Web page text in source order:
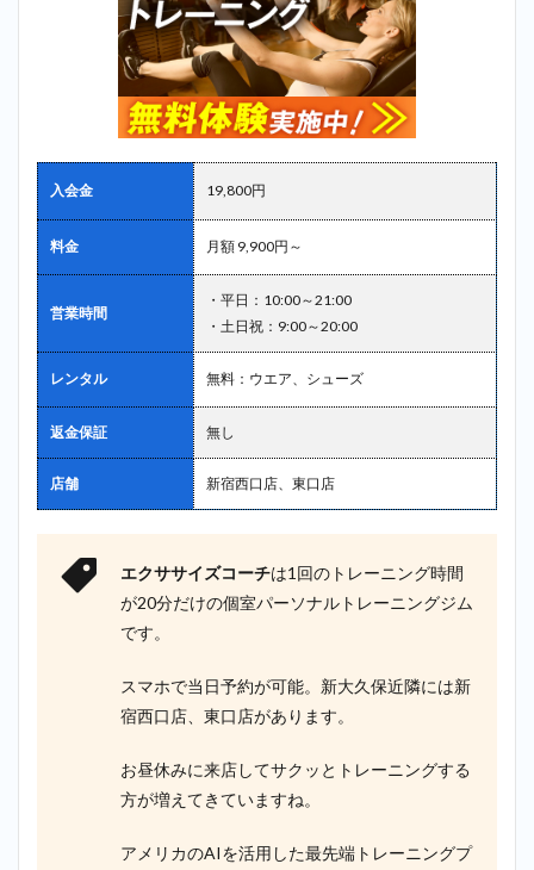
入会金 19,800円
料金 月額 9,900円～
営業時間
・平日：10:00～21:00
・土日祝：9:00～20:00
レンタル 無料：ウエア、シューズ
返金保証 無し
店舗 新宿西口店、東口店
エクササイズコーチは1回のトレーニング時間
が20分だけの個室パーソナルトレーニングジム
です。
スマホで当日予約が可能。新大久保近隣には新
宿西口店、東口店があります。
お昼休みに来店してサクッとトレーニングする
方が増えてきていますね。
アメリカのAIを活用した最先端トレーニングプ